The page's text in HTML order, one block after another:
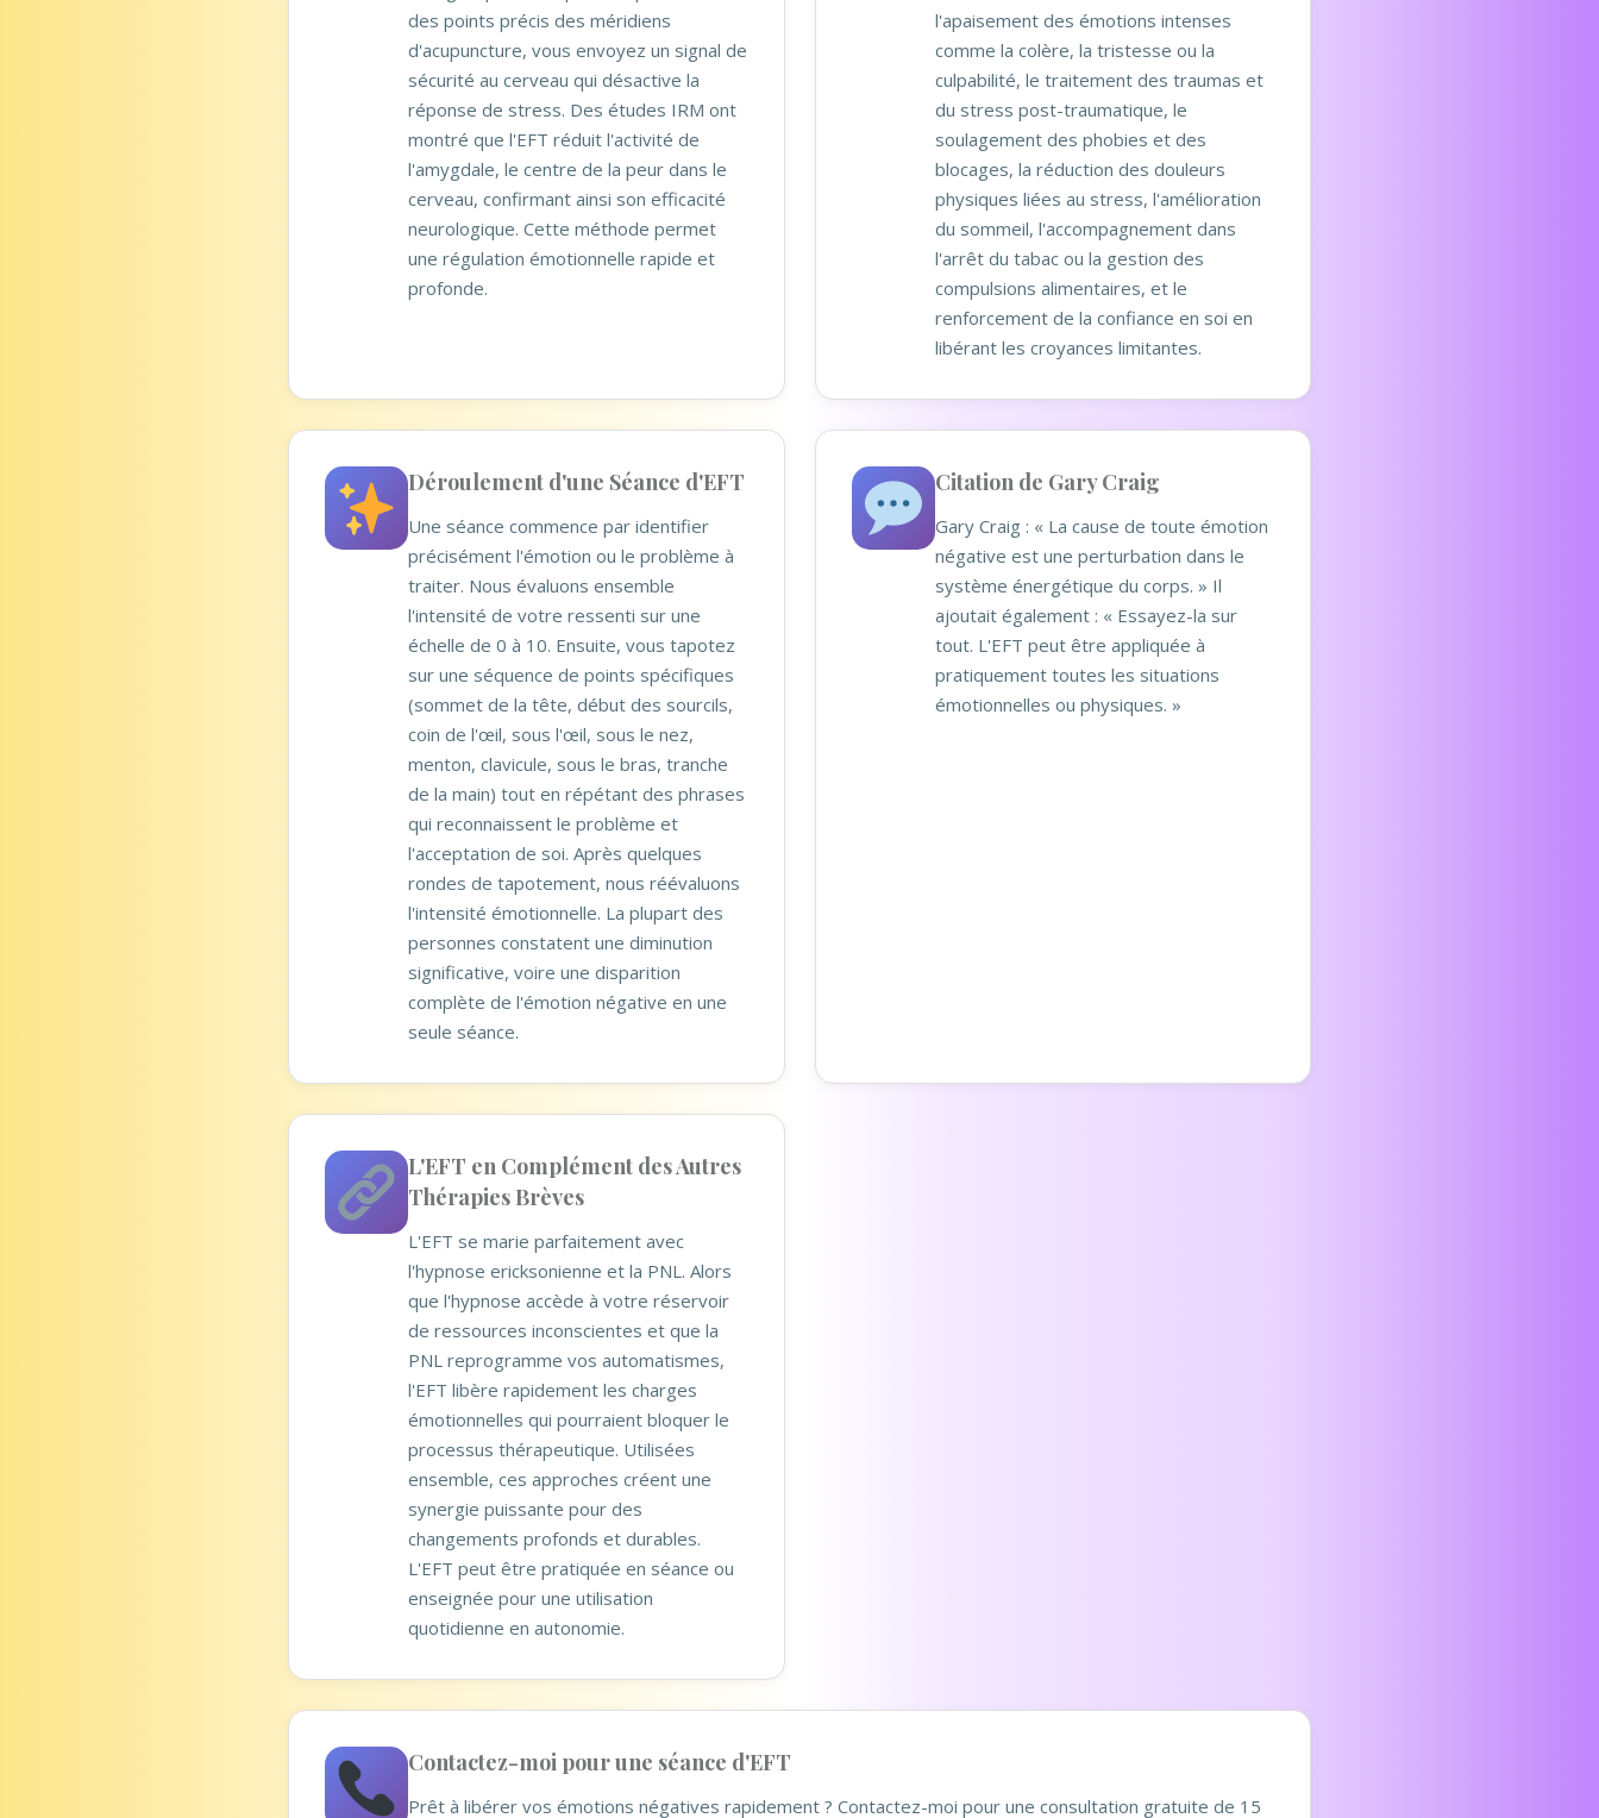
des points précis des méridiens
d'acupuncture, vous envoyez un signal de
sécurité au cerveau qui désactive la
réponse de stress. Des études IRM ont
montré que l'EFT réduit l'activité de
l'amygdale, le centre de la peur dans le
cerveau, confirmant ainsi son efficacité
neurologique. Cette méthode permet
une régulation émotionnelle rapide et
profonde.
l'apaisement des émotions intenses
comme la colère, la tristesse ou la
culpabilité, le traitement des traumas et
du stress post-traumatique, le
soulagement des phobies et des
blocages, la réduction des douleurs
physiques liées au stress, l'amélioration
du sommeil, l'accompagnement dans
l'arrêt du tabac ou la gestion des
compulsions alimentaires, et le
renforcement de la confiance en soi en
libérant les croyances limitantes.
Déroulement d'une Séance d'EFT
Une séance commence par identifier
précisément l'émotion ou le problème à
traiter. Nous évaluons ensemble
l'intensité de votre ressenti sur une
échelle de 0 à 10. Ensuite, vous tapotez
sur une séquence de points spécifiques
(sommet de la tête, début des sourcils,
coin de l'œil, sous l'œil, sous le nez,
menton, clavicule, sous le bras, tranche
de la main) tout en répétant des phrases
qui reconnaissent le problème et
l'acceptation de soi. Après quelques
rondes de tapotement, nous réévaluons
l'intensité émotionnelle. La plupart des
personnes constatent une diminution
significative, voire une disparition
complète de l'émotion négative en une
seule séance.
Citation de Gary Craig
Gary Craig : « La cause de toute émotion
négative est une perturbation dans le
système énergétique du corps. » Il
ajoutait également : « Essayez-la sur
tout. L'EFT peut être appliquée à
pratiquement toutes les situations
émotionnelles ou physiques. »
L'EFT en Complément des Autres
Thérapies Brèves
L'EFT se marie parfaitement avec
l'hypnose ericksonienne et la PNL. Alors
que l'hypnose accède à votre réservoir
de ressources inconscientes et que la
PNL reprogramme vos automatismes,
l'EFT libère rapidement les charges
émotionnelles qui pourraient bloquer le
processus thérapeutique. Utilisées
ensemble, ces approches créent une
synergie puissante pour des
changements profonds et durables.
L'EFT peut être pratiquée en séance ou
enseignée pour une utilisation
quotidienne en autonomie.
Contactez-moi pour une séance d'EFT
Prêt à libérer vos émotions négatives rapidement ? Contactez-moi pour une consultation gratuite de 15